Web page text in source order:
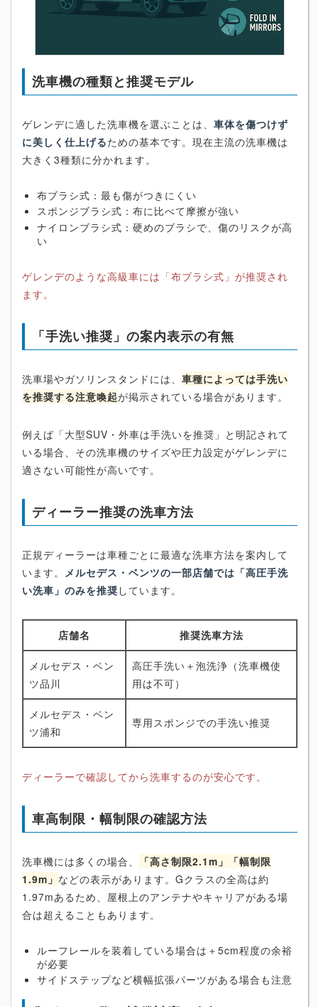
洗車機の種類と推奨モデル
ゲレンデに適した洗車機を選ぶことは、 車体を傷つけず
に美しく仕上げるための基本です。現在主流の洗車機は
大きく3種類に分かれます。
布ブラシ式：最も傷がつきにくい
スポンジブラシ式：布に比べて摩擦が強い
ナイロンブラシ式：硬めのブラシで、傷のリスクが高
い
ゲレンデのような高級車には「布ブラシ式」が推奨され
ます。
「手洗い推奨」の案内表示の有無
洗車場やガソリンスタンドには、 車種によっては手洗い
を推奨する注意喚起が掲示されている場合があります。
例えば「大型SUV・外車は手洗いを推奨」と明記されて
いる場合、その洗車機のサイズや圧力設定がゲレンデに
適さない可能性が高いです。
ディーラー推奨の洗車方法
正規ディーラーは車種ごとに最適な洗車方法を案内して
います。
メルセデス・ベンツの一部店舗では「高圧手洗
い洗車」のみを推奨 しています。
店舗名 推奨洗車方法
メルセデス・ベン
ツ品川
高圧手洗い＋泡洗浄（洗車機使
用は不可）
メルセデス・ベン
ツ浦和
専用スポンジでの手洗い推奨
ディーラーで確認してから洗車するのが安心です。
車高制限・幅制限の確認方法
洗車機には多くの場合、
「高さ制限2.1m」「幅制限
1.9m」 などの表示があります。Gクラスの全高は約
1.97mあるため、屋根上のアンテナやキャリアがある場
合は超えることもあります。
ルーフレールを装着している場合は＋5cm程度の余裕
が必要
サイドステップなど横幅拡張パーツがある場合も注意